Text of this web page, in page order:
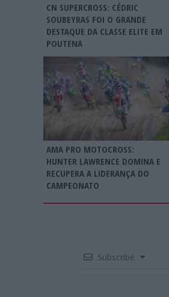
CN SUPERCROSS: CÉDRIC
SOUBEYRAS FOI O GRANDE
DESTAQUE DA CLASSE ELITE EM
POUTENA
AMA PRO MOTOCROSS:
HUNTER LAWRENCE DOMINA E
RECUPERA A LIDERANÇA DO
CAMPEONATO
Subscribe